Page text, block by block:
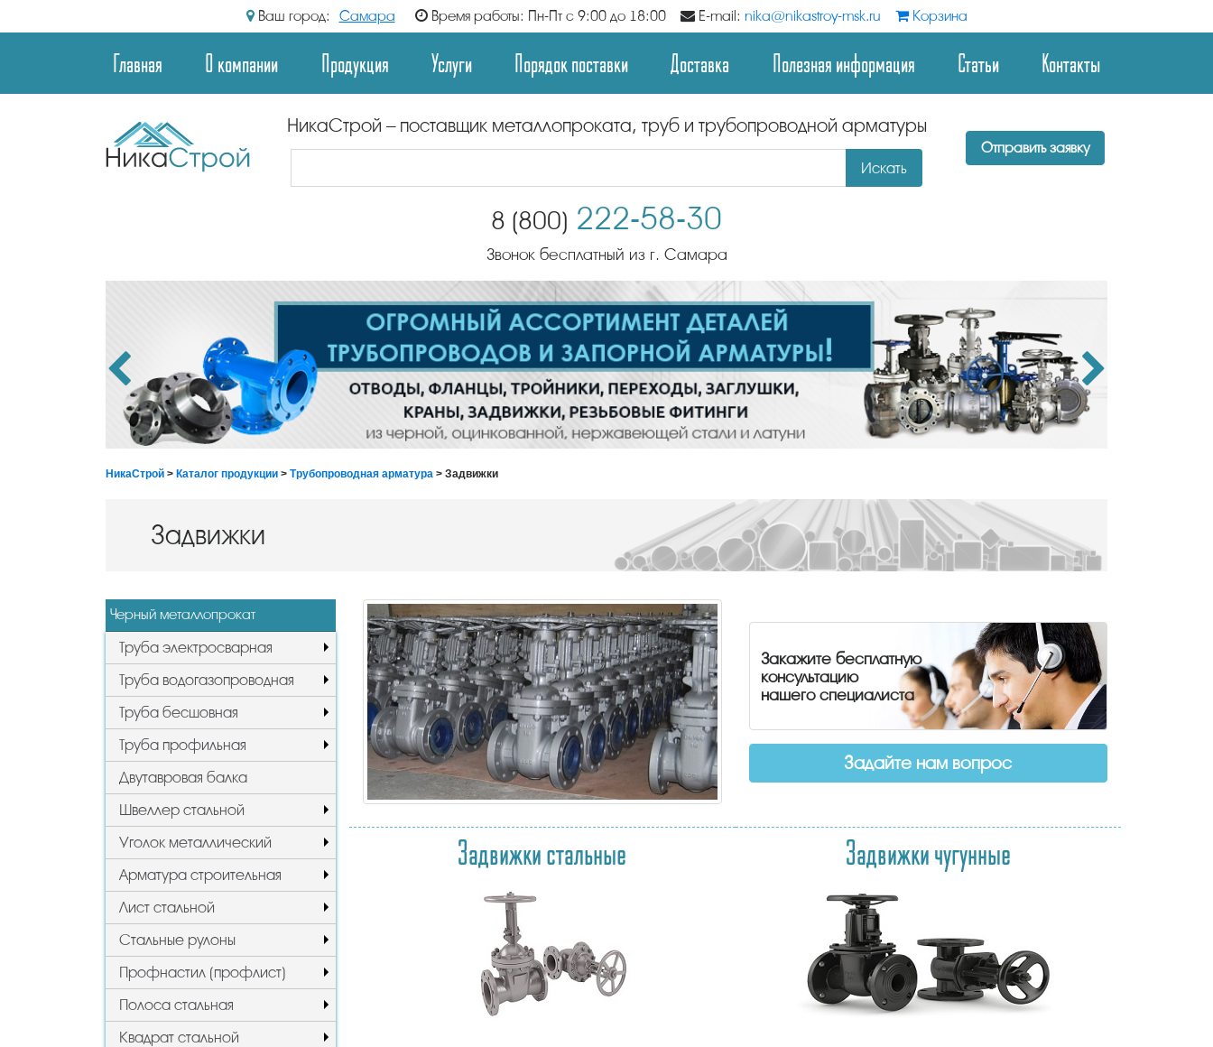
Ваш город: Самара Время работы: Пн-Пт с 9:00 до 18:00 E-mail: nika@nikastroy-msk.ru Корзина
Главная О компании Продукция Услуги Порядок поставки Доставка Полезная информация Статьи Контакты
НикаСтрой – поставщик металлопроката, труб и трубопроводной арматуры
Искать
Отправить заявку
8 (800) 222-58-30
Звонок бесплатный из г. Самара
НикаСтрой > Каталог продукции > Трубопроводная арматура > Задвижки
Задвижки
Черный металлопрокат
Труба электросварная
Труба водогазопроводная
Труба бесшовная
Труба профильная
Двутавровая балка
Швеллер стальной
Уголок металлический
Арматура строительная
Лист стальной
Стальные рулоны
Профнастил (профлист)
Полоса стальная
Квадрат стальной
Закажите бесплатную
консультацию
нашего специалиста
Задайте нам вопрос
Задвижки стальные Задвижки чугунные